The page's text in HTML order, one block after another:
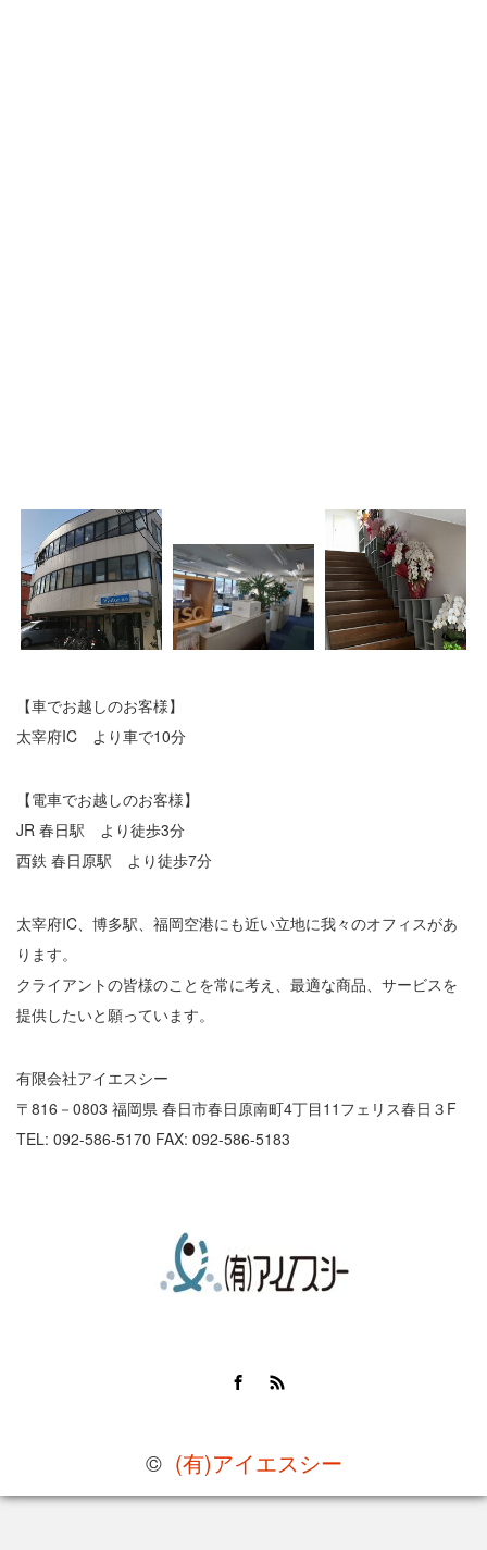
【車でお越しのお客様】
太宰府IC より車で10分
【電車でお越しのお客様】
JR 春日駅 より徒歩3分
西鉄 春日原駅 より徒歩7分
太宰府IC、博多駅、福岡空港にも近い立地に我々のオフィスがあ
ります。
クライアントの皆様のことを常に考え、最適な商品、サービスを
提供したいと願っています。
有限会社アイエスシー
〒816－0803 福岡県 春日市春日原南町4丁目11フェリス春日３F
TEL: 092-586-5170 FAX: 092-586-5183
© (有)アイエスシー